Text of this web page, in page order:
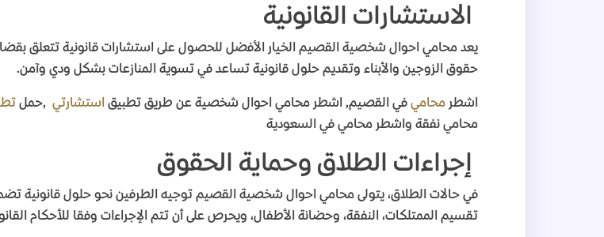
الاستشارات القانونية
يعد محامي احوال شخصية القصيم الخيار الأفضل للحصول على استشارات قانونية تتعلق
حقوق الزوجين والأبناء وتقديم حلول قانونية تساعد في تسوية المنازعات بشكل ودي وآمن.
اشطر محامي في القصيم, اشطر محامي احوال شخصية عن طريق تطبيق استشارتي ,حمل
محامي نفقة واشطر محامي في السعودية
إجراءات الطلاق وحماية الحقوق
في حالات الطلاق، يتولى محامي احوال شخصية القصيم توجيه الطرفين نحو حلول قانونية
تقسيم الممتلكات، النفقة، وحضانة الأطفال، ويحرص على أن تتم الإجراءات وفقا للأحكام